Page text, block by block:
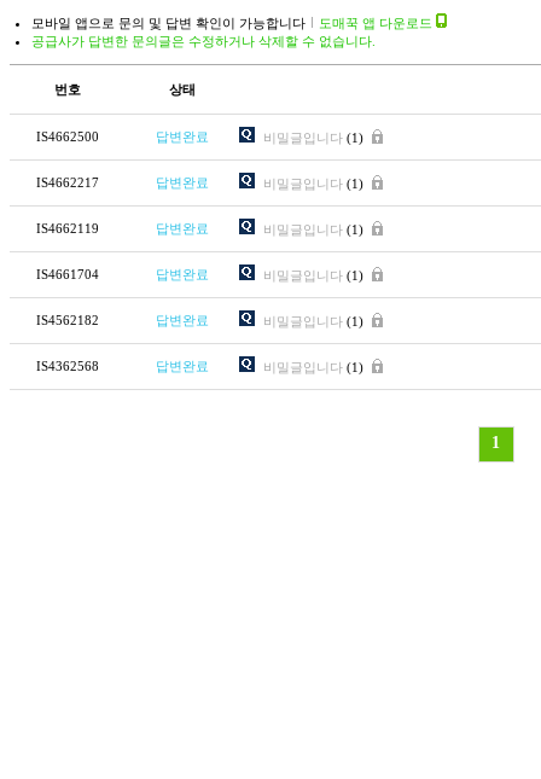
모바일 앱으로 문의 및 답변 확인이 가능합니다
도매꾹 앱 다운로드
공급사가 답변한 문의글은 수정하거나 삭제할 수 없습니다.
번호 상태
IS4662500 답변완료 비밀글입니다 (1)
IS4662217 답변완료 비밀글입니다 (1)
IS4662119 답변완료 비밀글입니다 (1)
IS4661704 답변완료 비밀글입니다 (1)
IS4562182 답변완료 비밀글입니다 (1)
IS4362568 답변완료 비밀글입니다 (1)
1